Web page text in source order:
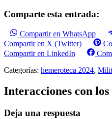
Comparte esta entrada:
Compartir en WhatsApp
Compartir en X (Twitter)
Compartir en LinkedIn
Categorías: hemeroteca 2024,
Interacciones con
Deja una respuesta